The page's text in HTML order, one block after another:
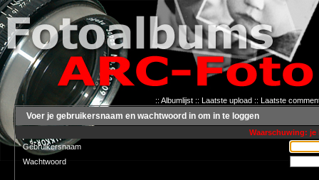
:: Albumlijst:: Laatste upload:: Laatste
Voer je gebruikersnaam en wachtwoord in om in te loggen
Waarschuwing:
Gebruikersnaam
Wachtwoord